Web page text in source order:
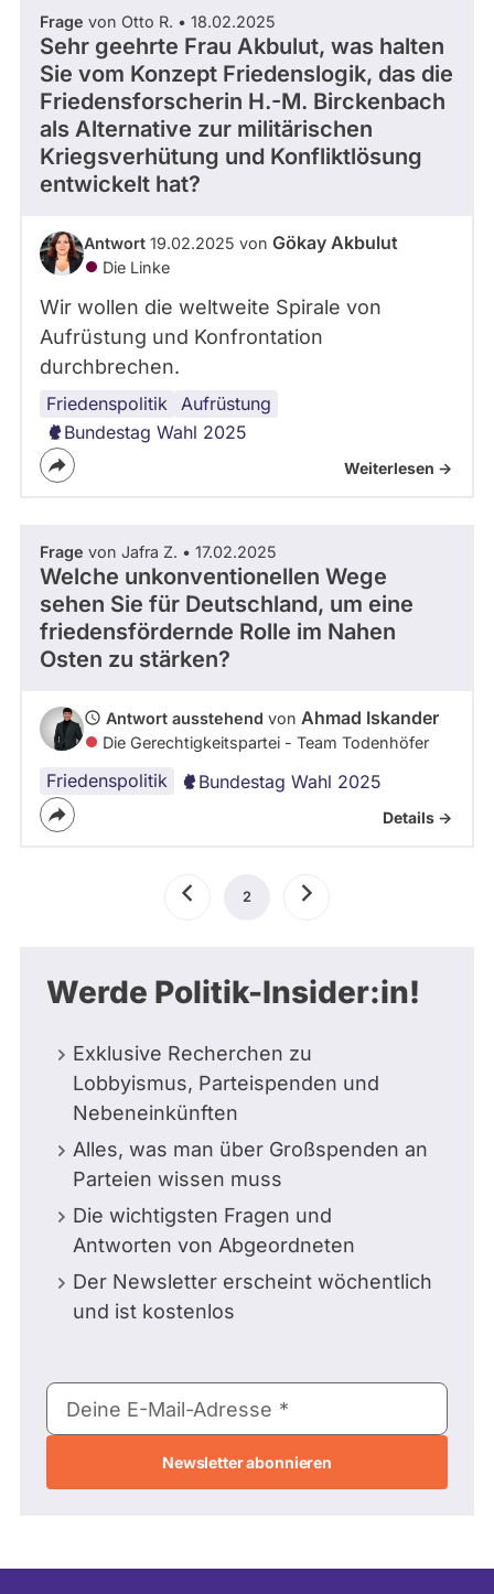
Frage von Otto R. • 18.02.2025
Sehr geehrte Frau Akbulut, was halten
Sie vom Konzept Friedenslogik, das die
Friedensforscherin H.-M. Birckenbach
als Alternative zur militärischen
Kriegsverhütung und Konfliktlösung
entwickelt hat?
Antwort 19.02.2025 von Gökay Akbulut
Die Linke
Wir wollen die weltweite Spirale von
Aufrüstung und Konfrontation
durchbrechen.
Friedenspolitik
Aufrüstung
Bundestag Wahl 2025
Weiterlesen ->
Frage von Jafra Z. • 17.02.2025
Welche unkonventionellen Wege
sehen Sie für Deutschland, um eine
friedensfördernde Rolle im Nahen
Osten zu stärken?
Antwort ausstehend von Ahmad Iskander
Die Gerechtigkeitspartei - Team Todenhöfer
Friedenspolitik Bundestag Wahl 2025
Details ->
Seitennummerierung
VorherigeAktuelle
2 Nächste
Werde Politik-Insider:in!
Exklusive Recherchen zu
Lobbyismus, Parteispenden und
Nebeneinkünften
Alles, was man über Großspenden an
Parteien wissen muss
Die wichtigsten Fragen und
Antworten von Abgeordneten
Der Newsletter erscheint wöchentlich
und ist kostenlos
E-
Mail-
Deine E-Mail-Adresse